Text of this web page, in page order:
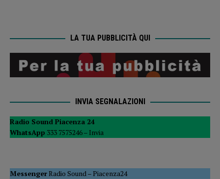
LA TUA PUBBLICITÀ QUI
INVIA SEGNALAZIONI
Radio Sound Piacenza 24
WhatsApp 333 7575246 – Invia
MessengerRadio Sound–Piacenza24